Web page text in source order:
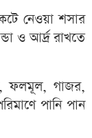
নেওয়া শসার
ও আর্দ্র রাখতে
ফলমূল, গাজর,
পানি পান